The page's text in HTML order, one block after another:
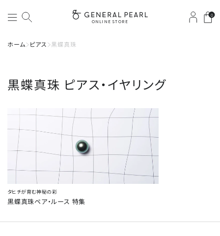
ONLINE STORE
0
ホーム ピアス 黒蝶真珠
黒蝶真珠 ピアス・イヤリング
タヒチが育む神秘の彩
黒蝶真珠ペア・ルース 特集